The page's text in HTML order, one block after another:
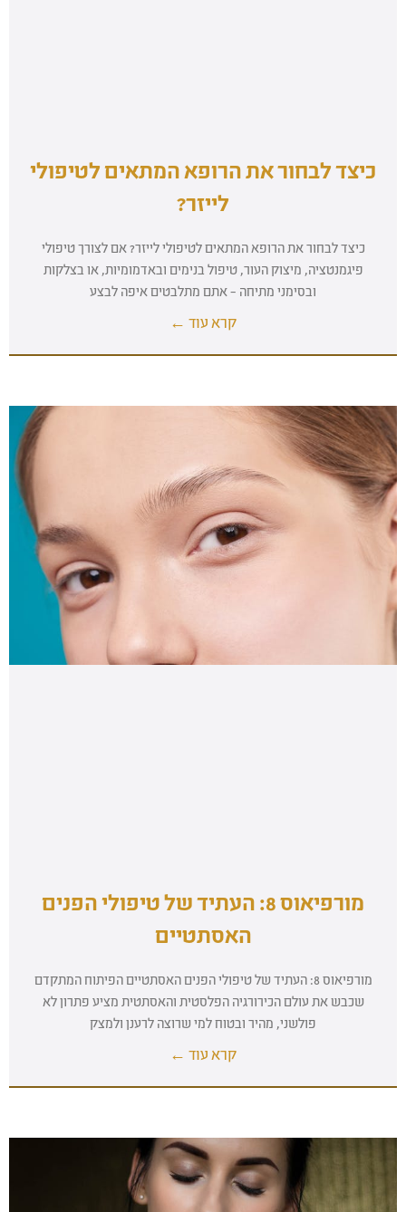
כיצד לבחור את הרופא המתאים לטיפולי
לייזר?
כיצד לבחור את הרופא המתאים לטיפולי לייזר? אם לצורך טיפולי
פיגמנטציה, מיצוק העור, טיפול בנימים ובאדמומיות, או בצלקות
ובסימני מתיחה – אתם מתלבטים איפה לבצע
קרא עוד ←
מורפיאוס 8: העתיד של טיפולי הפנים
האסתטיים
מורפיאוס 8: העתיד של טיפולי הפנים האסתטיים הפיתוח המתקדם
שכבש את עולם הכירורגיה הפלסטית והאסתטית מציע פתרון לא
פולשני, מהיר ובטוח למי שרוצה לרענן ולמצק
קרא עוד ←